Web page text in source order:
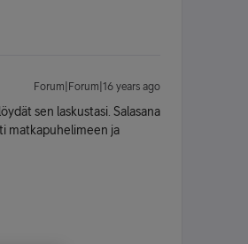
Forum|Forum|16 years ago
sen laskustasi. Salasana
matkapuhelimeen ja